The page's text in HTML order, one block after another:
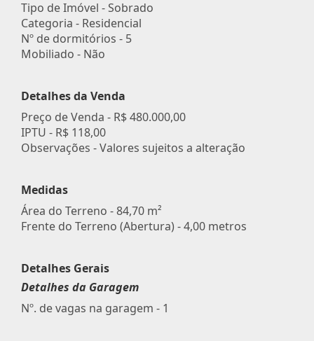
Tipo de Imóvel - Sobrado
Categoria - Residencial
Nº de dormitórios - 5
Mobiliado - Não
Detalhes da Venda
Preço de Venda - R$ 480.000,00
IPTU - R$ 118,00
Observações - Valores sujeitos a alteração
Medidas
Área do Terreno - 84,70 m²
Frente do Terreno (Abertura) - 4,00 metros
Detalhes Gerais
Detalhes da Garagem
Nº. de vagas na garagem - 1